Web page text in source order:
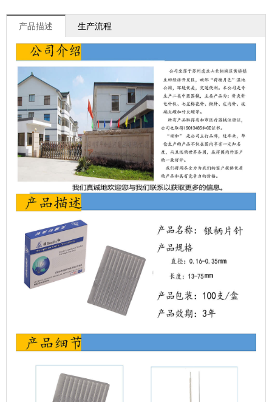
产品描述 生产流程